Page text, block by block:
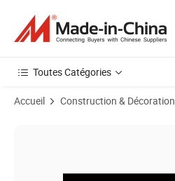
Toutes Catégories
Accueil Construction & Décoration